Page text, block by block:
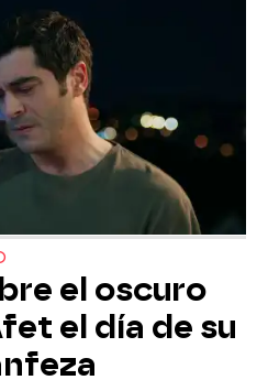
el oscuro
el día de su